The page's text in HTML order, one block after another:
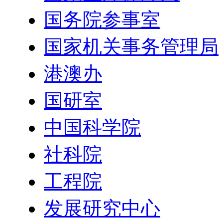
国务院参事室
国家机关事务管理局
港澳办
国研室
中国科学院
社科院
工程院
发展研究中心